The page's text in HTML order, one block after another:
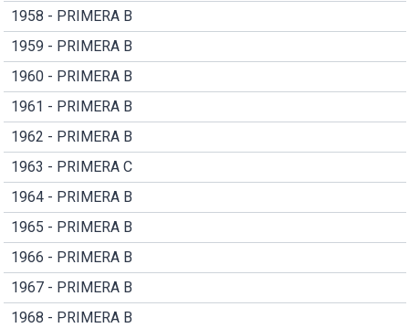
1958 - PRIMERA B
1959 - PRIMERA B
1960 - PRIMERA B
1961 - PRIMERA B
1962 - PRIMERA B
1963 - PRIMERA C
1964 - PRIMERA B
1965 - PRIMERA B
1966 - PRIMERA B
1967 - PRIMERA B
1968 - PRIMERA B